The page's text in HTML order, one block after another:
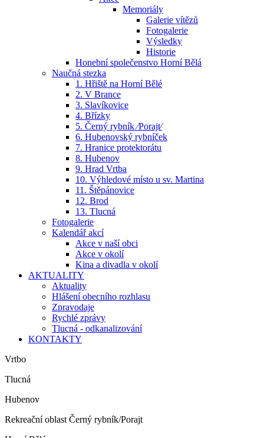
Memoriály
Galerie vítězů
Fotogalerie
Výsledky
Historie
Honební společenstvo Horní Bělá
Naučná stezka
1. Hřiště na Horní Bělé
2. V Brance
3. Slavíkovice
4. Břízky
5. Černý rybník ⁄Porajt⁄
6. Hubenovský rybníček
7. Hranice protektorátu
8. Hubenov
9. Hrad Vrtba
10. Výhledové místo u sv. Martina
11. Štěpánovice
12. Brod
13. Tlucná
Fotogalerie
Kalendář akcí
Akce v naší obci
Akce v okolí
Kina a divadla v okolí
AKTUALITY
Aktuality
Hlášení obecního rozhlasu
Zpravodaje
Rychlé zprávy
Tlucná - odkanalizování
KONTAKTY
Vrtbo
Tlucná
Hubenov
Rekreační oblast Černý rybník/Porajt